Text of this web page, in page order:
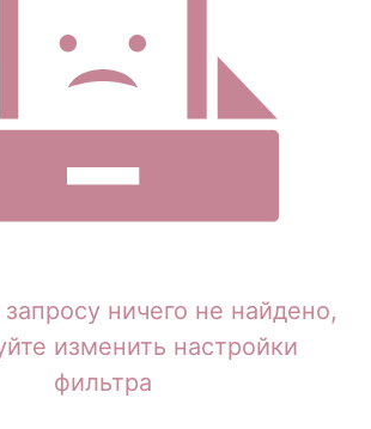
ничего не найдено,
изменить настройки
фильтра